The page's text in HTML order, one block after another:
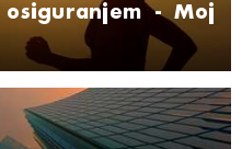
osiguranjem - Moj